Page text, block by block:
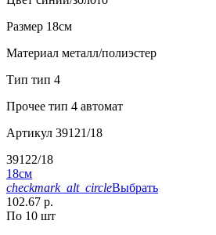
Размер 18см
Материал металл/полиэстер
Тип тип 4
Прочее тип 4 автомат
Артикул 39121/18
39122/18
18см
checkmark_alt_circleВыбрать
102.67 р.
По 10 шт